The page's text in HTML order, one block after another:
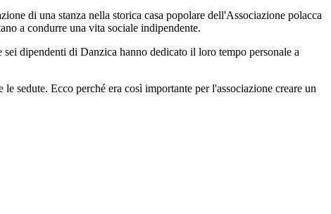
di una stanza nella storica casa popolare dell'Associazione polacca
a condurre una vita sociale indipendente.
dipendenti di Danzica hanno dedicato il loro tempo personale a
sedute. Ecco perché era così importante per l'associazione creare un